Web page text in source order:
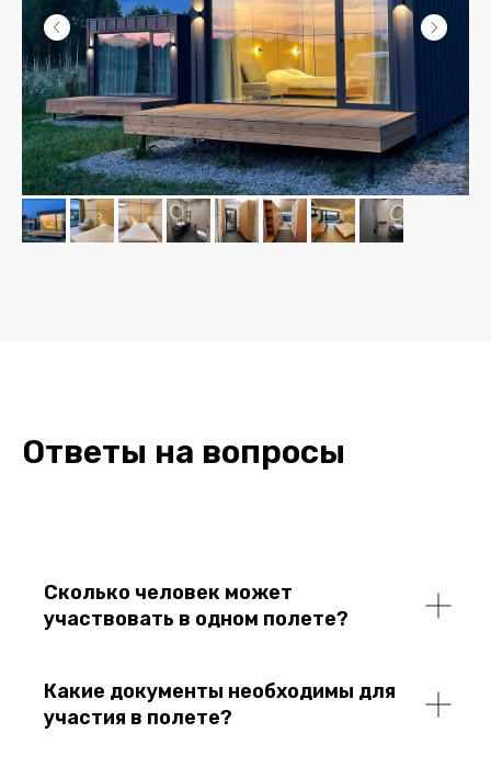
Ответы на вопросы
Сколько человек может
участвовать в одном полете?
Какие документы необходимы для
участия в полете?